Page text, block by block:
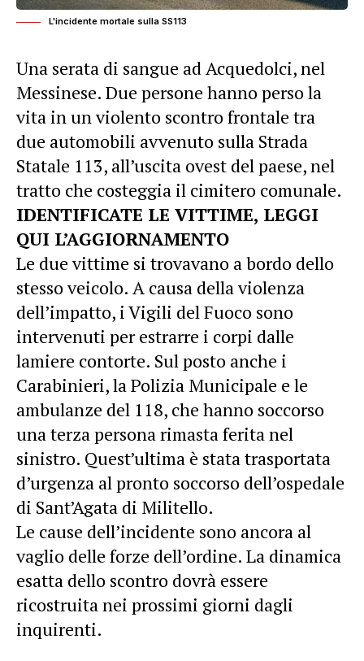
L'incidente mortale sulla SS113
Una serata di sangue ad Acquedolci, nel
Messinese. Due persone hanno perso la
vita in un violento scontro frontale tra
due automobili avvenuto sulla Strada
Statale 113, all’uscita ovest del paese, nel
tratto che costeggia il cimitero comunale.
IDENTIFICATE LE VITTIME, LEGGI
QUI L’AGGIORNAMENTO
Le due vittime si trovavano a bordo dello
stesso veicolo. A causa della violenza
dell’impatto, i Vigili del Fuoco sono
intervenuti per estrarre i corpi dalle
lamiere contorte. Sul posto anche i
Carabinieri, la Polizia Municipale e le
ambulanze del 118, che hanno soccorso
una terza persona rimasta ferita nel
sinistro. Quest’ultima è stata trasportata
d’urgenza al pronto soccorso dell’ospedale
di Sant’Agata di Militello.
Le cause dell’incidente sono ancora al
vaglio delle forze dell’ordine. La dinamica
esatta dello scontro dovrà essere
ricostruita nei prossimi giorni dagli
inquirenti.